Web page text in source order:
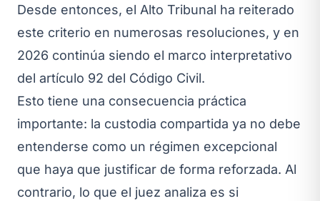
Desde entonces, el Alto Tribunal ha reiterado
este criterio en numerosas resoluciones, y en
2026 continúa siendo el marco interpretativo
del artículo 92 del Código Civil.
Esto tiene una consecuencia práctica
importante: la custodia compartida ya no debe
entenderse como un régimen excepcional
que haya que justificar de forma reforzada. Al
contrario, lo que el juez analiza es si